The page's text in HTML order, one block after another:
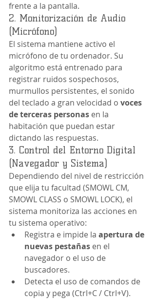
frente a la pantalla.
2. Monitorización de Audio
(Micrófono)
El sistema mantiene activo el
micrófono de tu ordenador. Su
algoritmo está entrenado para
registrar ruidos sospechosos,
murmullos persistentes, el sonido
del teclado a gran velocidad o voces
de terceras personas en la
habitación que puedan estar
dictando las respuestas.
3. Control del Entorno Digital
(Navegador y Sistema)
Dependiendo del nivel de restricción
que elija tu facultad (SMOWL CM,
SMOWL CLASS o SMOWL LOCK), el
sistema monitoriza las acciones en
tu sistema operativo:
Registra e impide la apertura de
nuevas pestañas en el
navegador o el uso de
buscadores.
Detecta el uso de comandos de
copia y pega (Ctrl+C / Ctrl+V).